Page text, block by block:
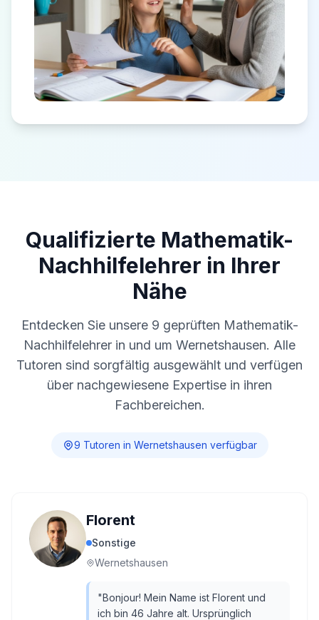
Qualifizierte Mathematik-
Nachhilfelehrer in Ihrer
Nähe
Entdecken Sie unsere 9 geprüften Mathematik-
Nachhilfelehrer in und um Wernetshausen. Alle
Tutoren sind sorgfältig ausgewählt und verfügen
über nachgewiesene Expertise in ihren
Fachbereichen.
9 Tutoren in Wernetshausen verfügbar
Florent
Sonstige
Wernetshausen
"Bonjour! Mein Name ist Florent und
ich bin 46 Jahre alt. Ursprünglich